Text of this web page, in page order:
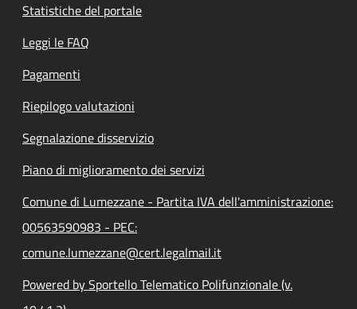
Statistiche del portale
Leggi le FAQ
Pagamenti
Riepilogo valutazioni
Segnalazione disservizio
Piano di miglioramento dei servizi
Comune di Lumezzane - Partita IVA dell'amministrazione:
00563590983 - PEC:
comune.lumezzane@cert.legalmail.it
Powered by Sportello Telematico Polifunzionale (v.